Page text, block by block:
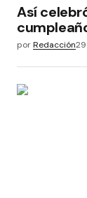
Así
porRedacción